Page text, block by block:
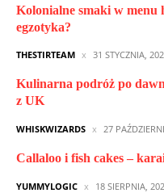
Kolonialne smaki w menu
egzotyka?
THESTIRTEAM 31 STYCZNIA,
Kulinarna podróż po
z UK
WHISKWIZARDS 27
Callaloo i fish cakes –
YUMMYLOGIC 18 SIERPNIA,